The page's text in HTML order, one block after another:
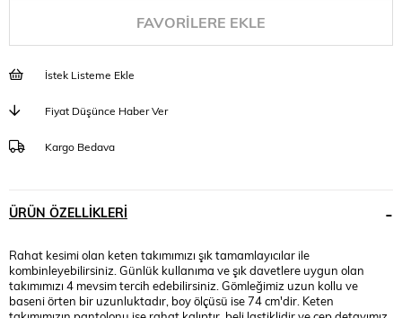
FAVORILERE EKLE
İstek Listeme Ekle
Fiyat Düşünce Haber Ver
Kargo Bedava
ÜRÜN ÖZELLIKLERI
Rahat kesimi olan keten takımımızı şık tamamlayıcılar ile
kombinleyebilirsiniz. Günlük kullanıma ve şık davetlere uygun olan
takımımızı 4 mevsim tercih edebilirsiniz. Gömleğimiz uzun kollu ve
baseni örten bir uzunluktadır, boy ölçüsü ise 74 cm'dir. Keten